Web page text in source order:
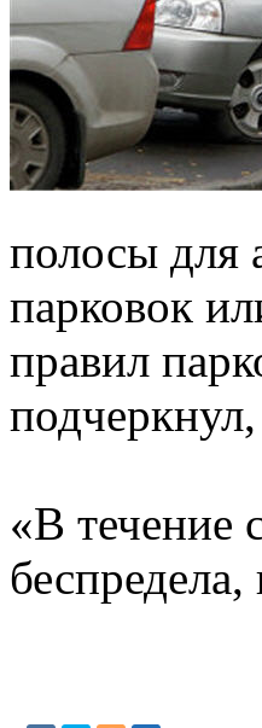
полосы для
парковок
правил
«В течение